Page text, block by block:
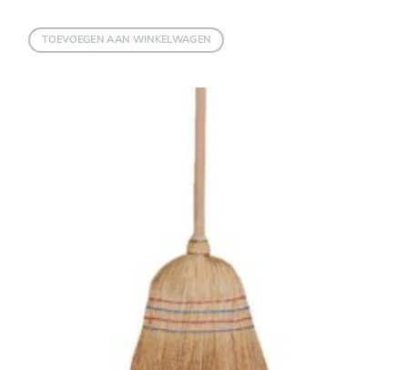
TOEVOEGEN AAN WINKELWAGEN